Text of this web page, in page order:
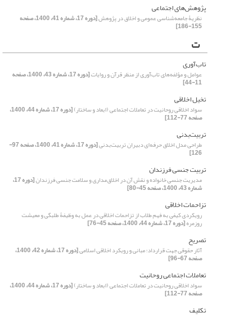
پژوهش‌‌های اجتماعی
نظریۀ جامعه‌شناسی عمومی و اخلاق در پژوهش [دوره 17، شماره 41، 1400، صفحه
155-186]
ت
تاب‌آوری
عوامل و مؤلفه‌های تاب‌آوری از منظر قرآن و روایات [دوره 17، شماره 43، 1400، صفحه
11-44]
تخیل اخلاقی
سواد اخلاقی روحانیت در تعاملات اجتماعی (ابعاد و ساختار) [دوره 17، شماره 44، 1400،
صفحه 77-112]
تربیت‌بدنی
طراحی مدل اخلاق حرفه‌ای دبیران تربیت‌بدنی [دوره 17، شماره 41، 1400، صفحه 97-
126]
تربیت جنسی فرزندان
مدیریت جنسی خانواده و نقش آن در اخلاق‌مداری و سلامت جنسی فرزندان [دوره 17،
شماره 43، 1400، صفحه 45-80]
تزاحمات اخلاقی
رویکردی کیفی به فهم طلاب از تزاحمات اخلاقی در عمل به وظیفۀ طلبگی و معیشت
روزمره[دوره 17، شماره 44، 1400، صفحه 45-76]
تصریح
آثار حقوقی جهت قرارداد؛ مبانی و رویکرد اخلاقی اسلامی [دوره 17، شماره 42، 1400،
صفحه 67-96]
تعاملات اجتماعی روحانیت
سواد اخلاقی روحانیت در تعاملات اجتماعی (ابعاد و ساختار) [دوره 17، شماره 44، 1400،
صفحه 77-112]
تکلیف